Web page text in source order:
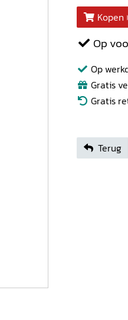
Kopen
Op
Op
Gratis
Gratis
Terug